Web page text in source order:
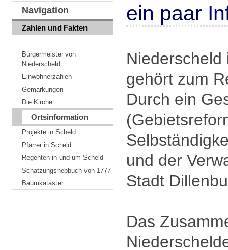
Navigation
Zahlen und Fakten
Bürgermeister von
Niederscheld
Einwohnerzahlen
Gemarkungen
Die Kirche
Ortsinformation
Projekte in Scheld
Pfarrer in Scheld
Regenten in und um Scheld
Schatzungshebbuch von 1777
Baumkataster
ein paar
gehört zum
Durch ein
und der
Stadt
Das